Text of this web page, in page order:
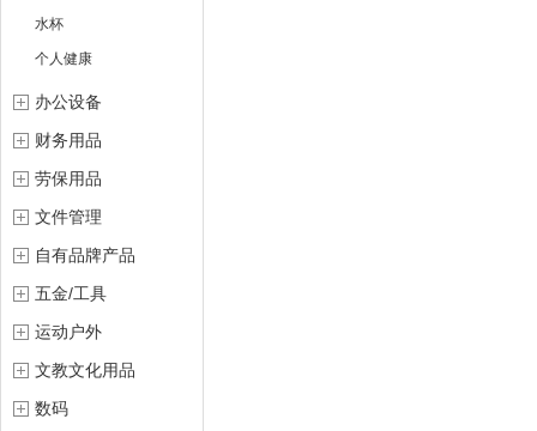
水杯
个人健康
办公设备
财务用品
劳保用品
文件管理
自有品牌产品
五金/工具
运动户外
文教文化用品
数码